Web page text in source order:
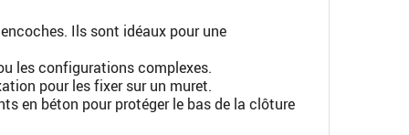
Ils sont idéaux pour une
les configurations complexes.
pour les fixer sur un muret.
en béton pour protéger le bas de la clôture